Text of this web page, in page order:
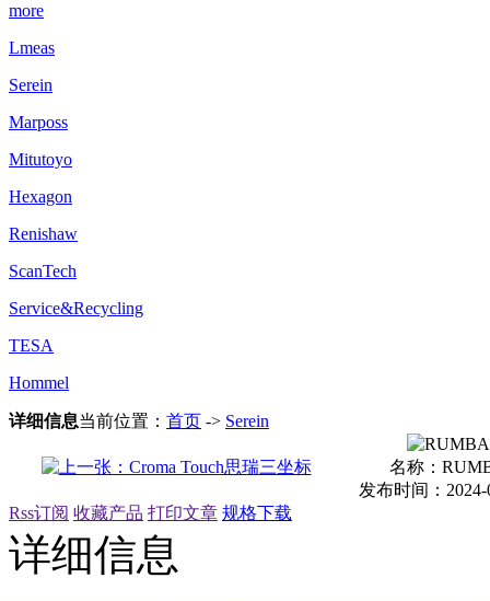
more
Lmeas
Serein
Marposs
Mitutoyo
Hexagon
Renishaw
ScanTech
Service&Recycling
TESA
Hommel
详细信息当前位置： 首页 -> Serein
名称：
发布时间：2024-
Rss订阅 收藏产品 打印文章 规格下载
详细信息